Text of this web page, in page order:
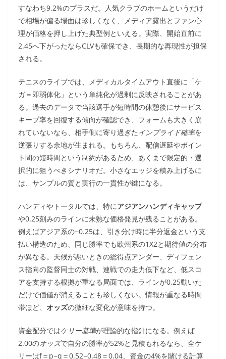
すなわち9.2%のプラスだ。人気クラブのホームというだけ
で相場が偏る場面は珍しくなく、メディア露出とファン心
理が価格を押し上げた典型例といえる。実際、開始直前に
2.45へ下がったならCLVも確保でき、長期的な再現性が担保
される。
テニスのライブでは、メディカルタイムアウト直後に「ケ
ガ＝即弱体化」という単純化が過剰に反映されることがあ
る。過去のデータで当該選手が短時間の休憩後にサービス
キープ率を回復する傾向が確認でき、フォームも大きく崩
れていないなら、相手側に寄り過ぎた インプライド確率を
逆張りする余地が生まれる。もちろん、配信遅延やポイン
ト間の短時間という制約があるため、あくまで限定的・選
択的に狙うべきシナリオだ。小さなエッジを積み上げるに
は、サンプルの質と実行の一貫性が鍵になる。
ハンディやトータルでは、特にアジアンハンディキャップ
や0.25刻みのラインに未熟な価格発見が残ることがある。
例えばアジア系の−0.25は、引き分け時に半分返金という支
払い構造のため、同じ勝率でも欧州系の1X2と期待値の分布
が異なる。天候が悪いときの総得点アンダー、ディフェン
ス指向の監督同士の対戦、連戦での走力低下など、低スコ
アを支持する根拠が重なる局面では、ラインが0.25動いた
だけで価値が消えることも珍しくない。情報が重なる時間
帯ほど、 オッズの微細な変化が意味を持つ。
資金配分ではケリー基準が理論的な指針になる。例えば
2.00のオッズで自分の勝率が52%と見積もれるなら、全ケ
リーはf＝p−q＝0.52−0.48＝0.04、資金の4%を賭ける計算